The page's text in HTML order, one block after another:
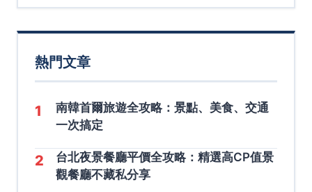
熱門文章
1
南韓首爾旅遊全攻略：景點、美食、交通
一次搞定
2
台北夜景餐廳平價全攻略：精選高CP值景
觀餐廳不藏私分享